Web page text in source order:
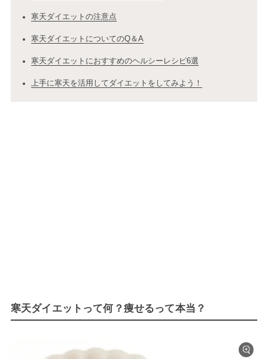
寒天ダイエットの注意点
寒天ダイエットについてのQ＆A
寒天ダイエットにおすすめのヘルシーレシピ6選
上手に寒天を活用してダイエットをしてみよう！
寒天ダイエットって何？痩せるって本当？